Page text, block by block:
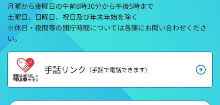
月曜から金曜日の午前8時30分から午後5時まで
土曜日、日曜日、祝日及び年末年始を除く
※休日・夜間等の開庁時間については各課にお問い合わせくださ
い。
手話リンク （手話で電話できます）